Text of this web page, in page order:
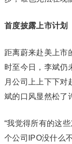
首度披露上市计划
距离蔚来赴美上市
时至今日，李斌仍
月公司上上下下对
斌的口风显然松了
“我觉得所有的这
个公司IPO没什么